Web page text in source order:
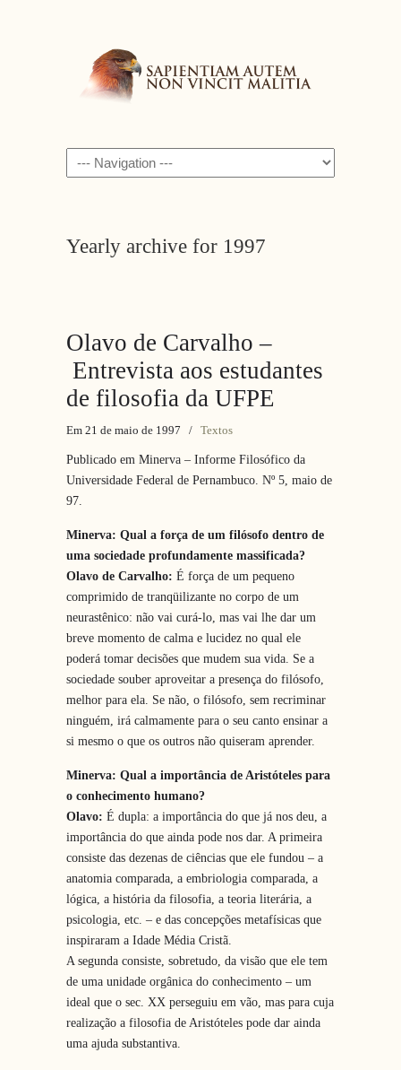
Navigation
Yearly archive for 1997
Olavo de Carvalho –
Entrevista aos estudantes
de filosofia da UFPE
Em 21 de maio de 1997 / Textos
Publicado em Minerva – Informe Filosófico da
Universidade Federal de Pernambuco. Nº 5, maio de
97.
Minerva: Qual a força de um filósofo dentro de
uma sociedade profundamente massificada?
Olavo de Carvalho: É força de um pequeno
comprimido de tranqüilizante no corpo de um
neurastênico: não vai curá-lo, mas vai lhe dar um
breve momento de calma e lucidez no qual ele
poderá tomar decisões que mudem sua vida. Se a
sociedade souber aproveitar a presença do filósofo,
melhor para ela. Se não, o filósofo, sem recriminar
ninguém, irá calmamente para o seu canto ensinar a
si mesmo o que os outros não quiseram aprender.
Minerva: Qual a importância de Aristóteles para
o conhecimento humano?
Olavo: É dupla: a importância do que já nos deu, a
importância do que ainda pode nos dar. A primeira
consiste das dezenas de ciências que ele fundou – a
anatomia comparada, a embriologia comparada, a
lógica, a história da filosofia, a teoria literária, a
psicologia, etc. – e das concepções metafísicas que
inspiraram a Idade Média Cristã.
A segunda consiste, sobretudo, da visão que ele tem
de uma unidade orgânica do conhecimento – um
ideal que o sec. XX perseguiu em vão, mas para cuja
realização a filosofia de Aristóteles pode dar ainda
uma ajuda substantiva.